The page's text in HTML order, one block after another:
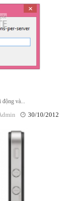
và...
30/10/2012